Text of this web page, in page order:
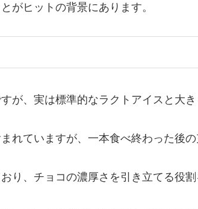
がヒットの背景にあります。
が、実は標準的なラクトアイスと大き
れていますが、一本食べ終わった後
り、チョコの濃厚さを引き立てる役